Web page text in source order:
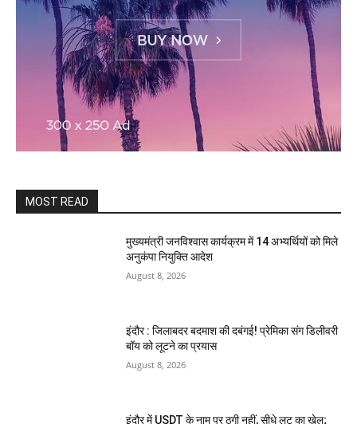
MOST READ
मुख्यमंत्री जनविश्वास कार्यक्रम में 14 अभ्यर्थियों को मिले
अनुकंपा नियुक्ति आदेश
August 8, 2026
इंदौर : जिलाबदर बदमाश की दबंगई! प्रेमिका संग डिलीवरी
बॉय को लूटने का प्रयास
August 8, 2026
इंदौर में USDT के नाम पर ठगी नहीं, सीधे लूट का खेल;